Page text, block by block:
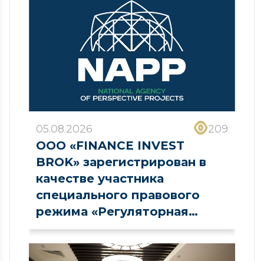
05.08.2026 209
ООО «FINANCE INVEST
BROK» зарегистрирован в
качестве участника
специального правового
режима «Регуляторная
песочница» в сфере рынка
капитала